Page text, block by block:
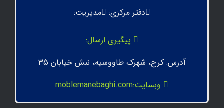
دفتر مرکزی: مدیریت:
پیگیری ارسال:
آدرس: کرج، شهرک طاووسیه، نبش خیابان 35
وبسایت:moblemanebaghi.com